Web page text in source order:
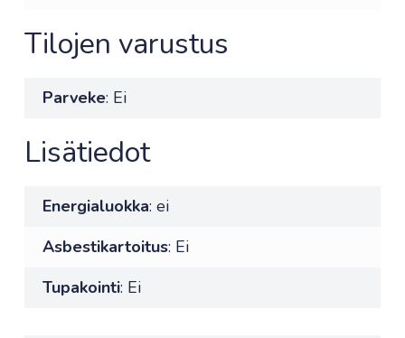
Tilojen varustus
Parveke: Ei
Lisätiedot
Energialuokka: ei
Asbestikartoitus: Ei
Tupakointi: Ei